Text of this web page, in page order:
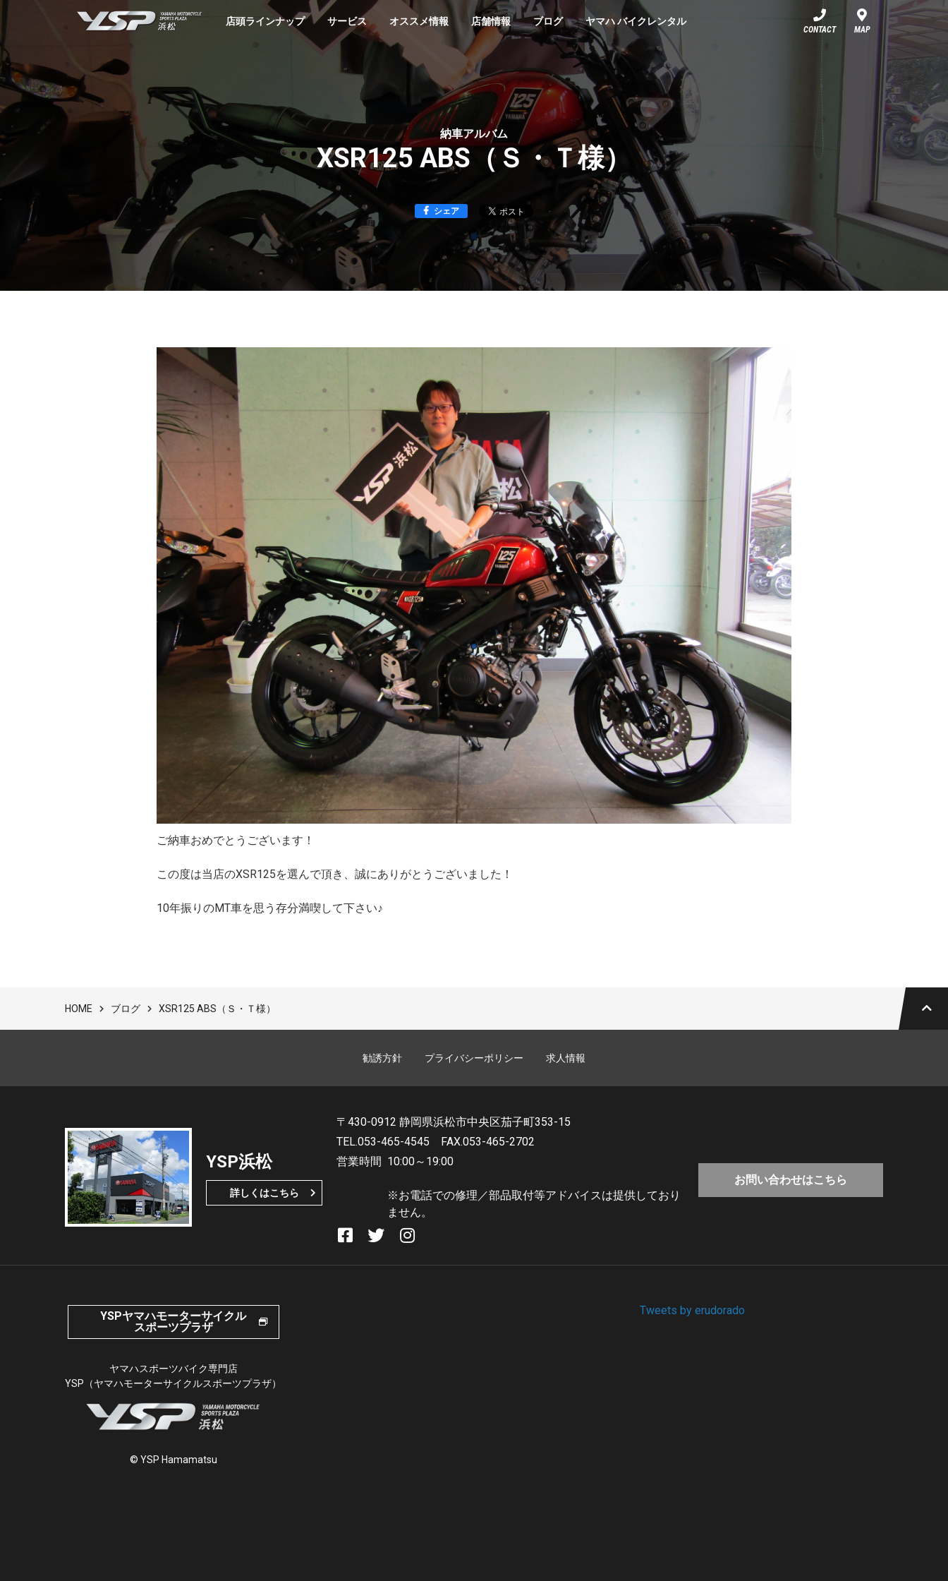
YSP浜松店頭ラインナップ サービス オススメ情報 店舗情報 ブログ ヤマハ バイクレンタル
CONTACT MAP
納車アルバム
XSR125 ABS（Ｓ・Ｔ様）
シェア
ご納車おめでとうございます！
この度は当店のXSR125を選んで頂き、誠にありがとうございました！
10年振りのMT車を思う存分満喫して下さい♪
HOME ブログ XSR125 ABS（Ｓ・Ｔ様）
勧誘方針 プライバシーポリシー 求人情報
YSP浜松
詳しくはこちら
〒430-0912 静岡県浜松市中央区茄子町353-15
TEL.053-465-4545
FAX.053-465-2702
営業時間 10:00～19:00
※お電話での修理／部品取付等アドバイスは提供しており
ません。
お問い合わせはこちら
YSPヤマハモーターサイクル
スポーツプラザ
ヤマハスポーツバイク専門店
YSP（ヤマハモーターサイクルスポーツプラザ）
© YSP Hamamatsu
Tweets by erudorado